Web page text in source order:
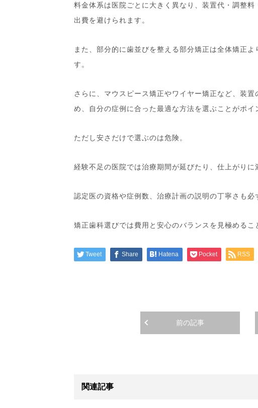
料金体系は医院ごとに大きく異なり、装置代・調整
出費を避けられます。
また、部分的に歯並びを整える部分矯正は全体矯正
す。
さらに、マウスピース矯正やワイヤー矯正など、装
め、自分の症例に合った最適な方法を選ぶことがポイ
ただし安さだけで選ぶのは危険。
経験不足の医院では治療期間が延びたり、仕上がりに
認定医の資格や症例数、治療計画の説明の丁寧さも必
矯正歯科選びでは費用と安心のバランスを見極めるこ
Tweet Share Hatena Pocket RSS
前の記事
関連記事